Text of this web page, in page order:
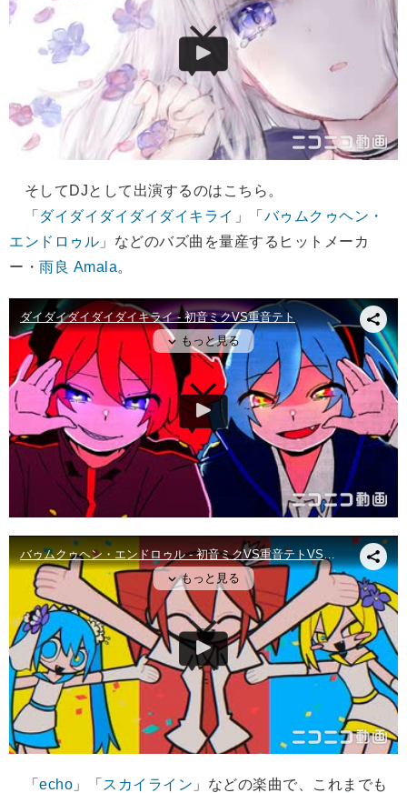
そしてDJとして出演するのはこちら。
「 ダイダイダイダイダイキライ 」「 バゥムクゥヘン・
エンドロゥル 」などのバズ曲を量産するヒットメーカ
ー・ 雨良 Amala。
「 echo 」「 スカイライン 」などの楽曲で、これまでも